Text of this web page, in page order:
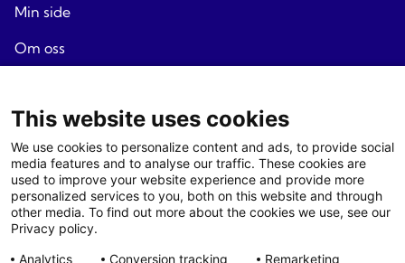
Min side
Om oss
Personvern
Nyhetsbrev
Endre cookie samtykke
Agenter
Logg inn
This website uses cookies
We use cookies to personalize content and ads, to provide social
media features and to analyse our traffic. These cookies are
used to improve your website experience and provide more
personalized services to you, both on this website and through
other media. To find out more about the cookies we use, see our
Privacy policy.
Analytics
Conversion tracking Remarketing